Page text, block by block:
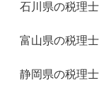
石川県の税理士
富山県の税理士
静岡県の税理士